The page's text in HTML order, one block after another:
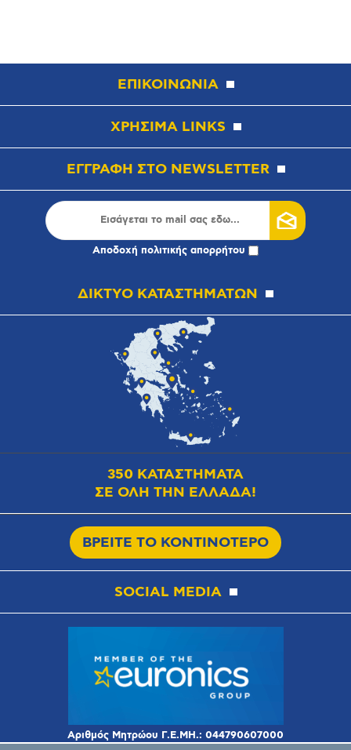
ΕΠΙΚΟΙΝΩΝΙΑ
ΧΡΗΣΙΜΑ LINKS
ΕΓΓΡΑΦΗ ΣΤΟ NEWSLETTER
Αποδοχή πολιτικής απορρήτου
ΔΙΚΤΥΟ ΚΑΤΑΣΤΗΜΑΤΩΝ
350 ΚΑΤΑΣΤΗΜΑΤΑ
ΣΕ ΟΛΗ ΤΗΝ ΕΛΛΑΔΑ!
ΒΡΕΙΤΕ ΤΟ ΚΟΝΤΙΝΟΤΕΡΟ
SOCIAL MEDIA